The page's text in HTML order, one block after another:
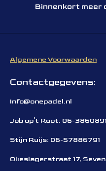
Binnenkort meer
Algemene Voorwaarden
Contactgegevens:
Info@onepadel.nl
Job op't Root: 06-
Stijn Ruijs: 06-57886791
Olieslagerstraat 17,